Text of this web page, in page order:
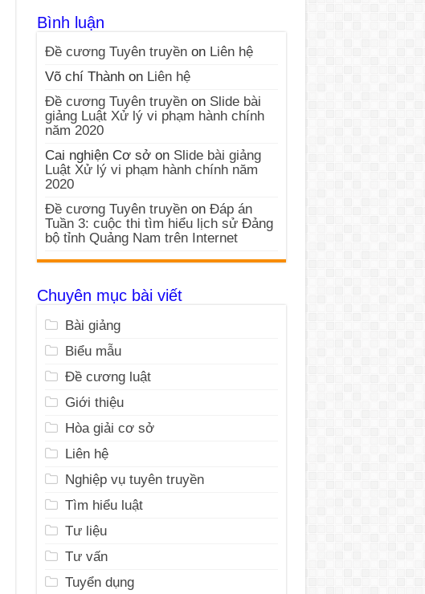
Bình luận
Đề cương Tuyên truyềnon Liên hệ
Võ chí Thànhon Liên hệ
Đề cương Tuyên truyềnon Slide bài
giảng Luật Xử lý vi phạm hành chính
năm 2020
Cai nghiện Cơ sởon Slide bài giảng
Luật Xử lý vi phạm hành chính năm
2020
Đề cương Tuyên truyềnon Đáp án
Tuần 3: cuộc thi tìm hiểu lịch sử Đảng
bộ tỉnh Quảng Nam trên Internet
Chuyên mục bài viết
Bài giảng
Biểu mẫu
Đề cương luật
Giới thiệu
Hòa giải cơ sở
Liên hệ
Nghiệp vụ tuyên truyền
Tìm hiểu luật
Tư liệu
Tư vấn
Tuyển dụng